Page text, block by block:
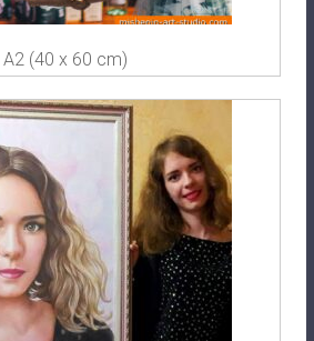
A2 (40 x 60 cm)